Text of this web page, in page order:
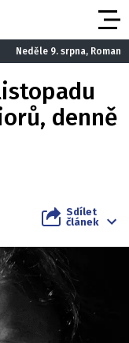
Neděle 9. srpna, Roman
denně
Sdílet
článek